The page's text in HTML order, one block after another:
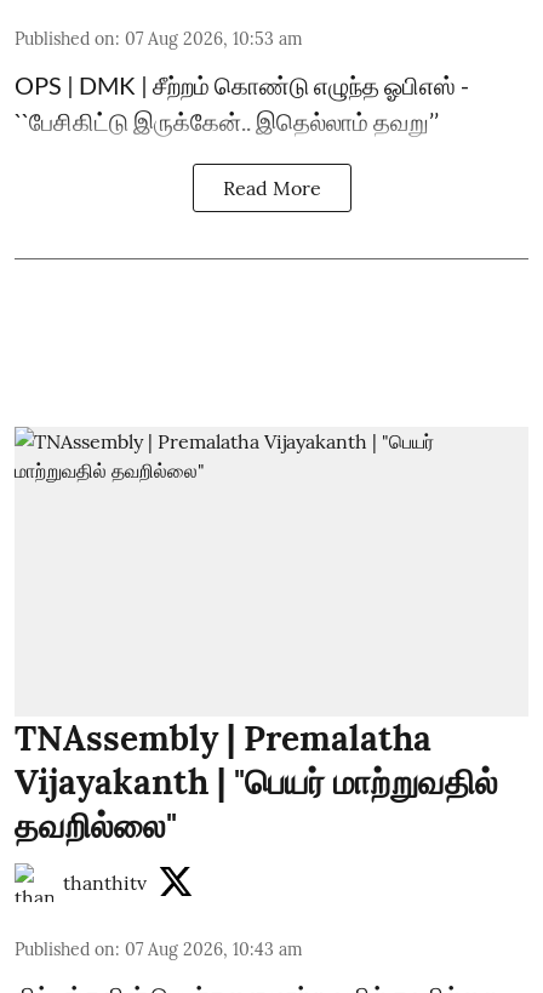
Published on: 07 Aug 2026, 10:53 am
OPS | DMK | சீற்றம் கொண்டு எழுந்த ஓபிஎஸ் -
``பேசிகிட்டு இருக்கேன்.. இதெல்லாம் தவறு’’
Read More
TNAssembly | Premalatha
Vijayakanth | "பெயர் மாற்றுவதில்
தவறில்லை"
thanthitv
Published on: 07 Aug 2026, 10:43 am